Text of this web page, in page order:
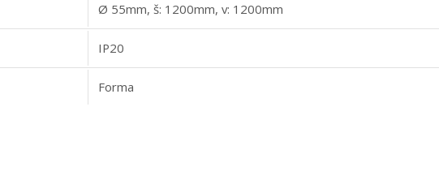
Ø 55mm, š: 1200mm, v: 1200mm
IP20
Forma